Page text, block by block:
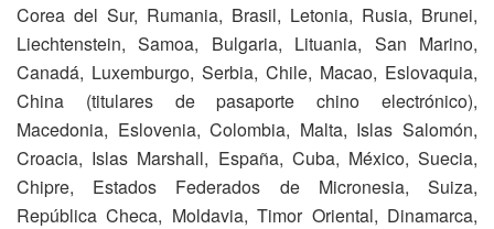
Corea del Sur, Rumania, Brasil, Letonia, Rusia, Brunei,
Liechtenstein, Samoa, Bulgaria, Lituania, San Marino,
Canadá, Luxemburgo, Serbia, Chile, Macao, Eslovaquia,
China (titulares de pasaporte chino electrónico),
Macedonia, Eslovenia, Colombia, Malta, Islas Salomón,
Croacia, Islas Marshall, España, Cuba, México, Suecia,
Chipre, Estados Federados de Micronesia, Suiza,
República Checa, Moldavia, Timor Oriental, Dinamarca,